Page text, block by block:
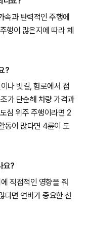
속과 탄력적인 주행에
행이 많은지에 따라 체
?
나 빗길, 험로에서 접
가 단순해 차량 가격과
심 위주 주행이라면 2
동이 많다면 4륜이 도
요?
직접적인 영향을 줘
다면 연비가 중요한 선